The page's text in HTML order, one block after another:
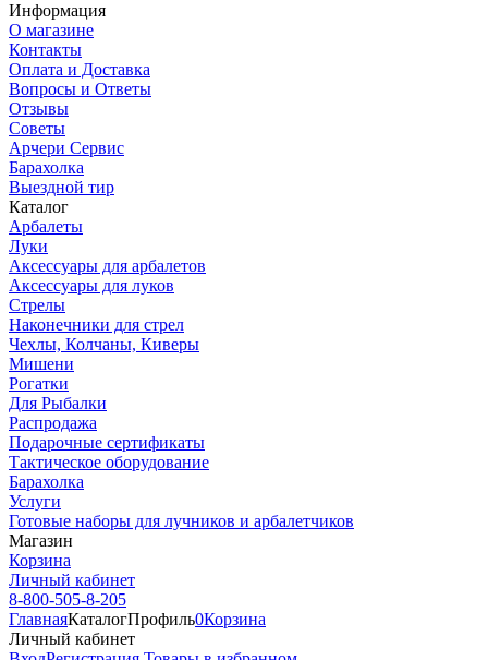
Информация
О магазине
Контакты
Оплата и Доставка
Вопросы и Ответы
Отзывы
Советы
Арчери Сервис
Барахолка
Выездной тир
Каталог
Арбалеты
Луки
Аксессуары для арбалетов
Аксессуары для луков
Стрелы
Наконечники для стрел
Чехлы, Колчаны, Киверы
Мишени
Рогатки
Для Рыбалки
Распродажа
Подарочные сертификаты
Тактическое оборудование
Барахолка
Услуги
Готовые наборы для лучников и арбалетчиков
Магазин
Корзина
Личный кабинет
8-800-505-8-205
ГлавнаяКаталогПрофиль0Корзина
Личный кабинет